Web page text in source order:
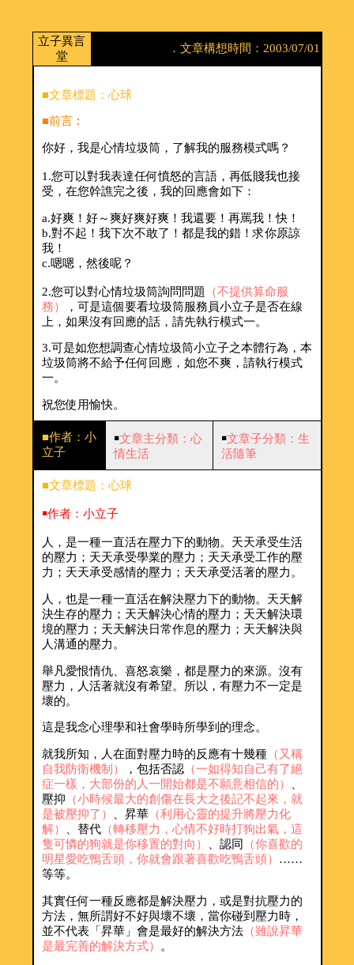
立子異言
堂
．文章構想時間：2003/07/01
■文章標題：心球
■前言︰
你好，我是心情垃圾筒，了解我的服務模式嗎？
1.您可以對我表達任何憤怒的言語，再低賤我也接
受，在您幹譙完之後，我的回應會如下：
a.好爽！好～爽好爽好爽！我還要！再罵我！快！
b.對不起！我下次不敢了！都是我的錯！求你原諒
我！
c.嗯嗯，然後呢？
2.您可以對心情垃圾筒詢問問題 （不提供算命服
務）
，可是這個要看垃圾筒服務員小立子是否在線
上，如果沒有回應的話，請先執行模式一。
3.可是如您想調查心情垃圾筒小立子之本體行為，本
垃圾筒將不給予任何回應，如您不爽，請執行模式
一。
祝您使用愉快。
■作者：小
立子
￭文章主分類：心
情生活
￭文章子分類：生
活隨筆
■文章標題：心球
￭作者：小立子
人，是一種一直活在壓力下的動物。天天承受生活
的壓力；天天承受學業的壓力；天天承受工作的壓
力；天天承受感情的壓力；天天承受活著的壓力。
人，也是一種一直活在解決壓力下的動物。天天解
決生存的壓力；天天解決心情的壓力；天天解決環
境的壓力；天天解決日常作息的壓力；天天解決與
人溝通的壓力。
舉凡愛恨情仇、喜怒哀樂，都是壓力的來源。沒有
壓力，人活著就沒有希望。所以，有壓力不一定是
壞的。
這是我念心理學和社會學時所學到的理念。
就我所知，人在面對壓力時的反應有十幾種（又稱
自我防衛機制）
，包括否認（一如得知自己有了絕
症一樣，大部份的人一開始都是不願意相信的）
壓抑 （小時候最大的創傷在長大之後記不起來，就
是被壓抑了）
、昇華（利用心靈的提升將壓力化
解）
、替代（轉移壓力，心情不好時打狗出氣，這
隻可憐的狗就是你移置的對向）
、認同
（你喜歡的
明星愛吃鴨舌頭，你就會跟著喜歡吃鴨舌頭） ……
等等。
其實任何一種反應都是解決壓力，或是對抗壓力的
方法，無所謂好不好與壞不壞，當你碰到壓力時，
並不代表「昇華」會是最好的解決方法（雖說昇華
是最完善的解決方式）
。